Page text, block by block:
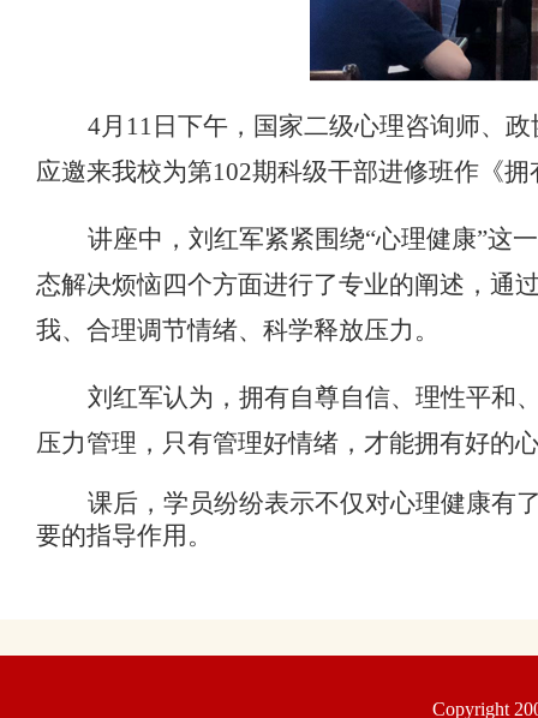
4月11日下午，国家二级心理咨询师、
应邀来我校为第102期科级干部进修班作《
讲座中，刘红军紧紧围绕“心理健康”这
态解决烦恼四个方面进行了专业的阐述，通
我、合理调节情绪、科学释放压力。
刘红军认为，拥有自尊自信、理性平和
压力管理，只有管理好情绪，才能拥有好的
课后，学员纷纷表示不仅对心理健康有
要的指导作用。
Copyright